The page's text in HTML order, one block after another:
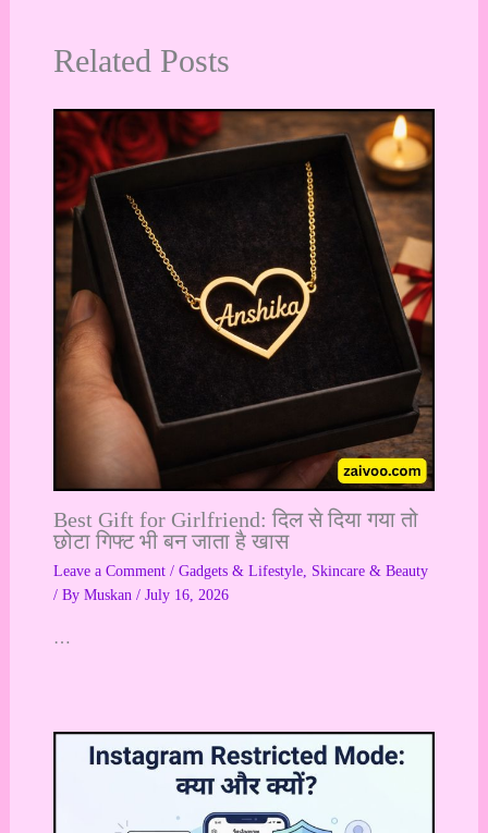
Related Posts
Best Gift for Girlfriend: दिल से दिया गया तो
छोटा गिफ्ट भी बन जाता है खास
Leave a Comment / Gadgets & Lifestyle, Skincare & Beauty
/ By Muskan / July 16, 2026
…